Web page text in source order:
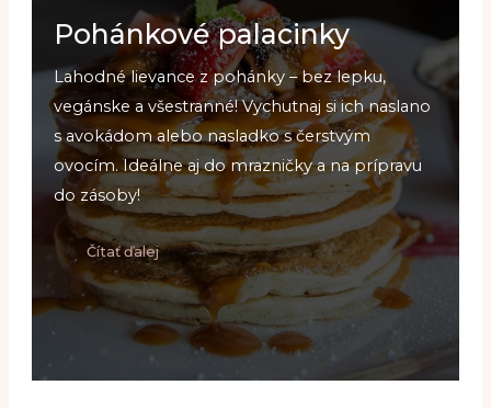
Pohánkové palacinky
Lahodné lievance z pohánky – bez lepku,
vegánske a všestranné! Vychutnaj si ich naslano
s avokádom alebo nasladko s čerstvým
ovocím. Ideálne aj do mrazničky a na prípravu
do zásoby!
Čítať ďalej